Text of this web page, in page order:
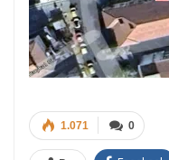
0
1.071